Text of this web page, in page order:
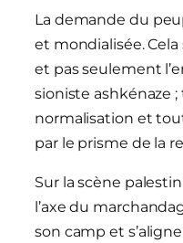
La demande du
et mondialisée.
et pas seulement
sioniste ashkénaze
normalisation et
par le prisme de la
Sur la scène
l’axe du
son camp et